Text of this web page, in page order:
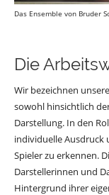
Das Ensemble von Bruder
Die
Wir bezeichnen
sowohl hinsichtlich
Darstellung. In den
individuelle Ausdruck
Spieler zu erkennen.
Darstellerinnen und
Hintergrund ihrer